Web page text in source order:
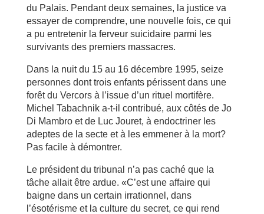
du Palais. Pendant deux semaines, la justice va
essayer de comprendre, une nouvelle fois, ce qui
a pu entretenir la ferveur suicidaire parmi les
survivants des premiers massacres.
Dans la nuit du 15 au 16 décembre 1995, seize
personnes dont trois enfants périssent dans une
forêt du Vercors à l’issue d’un rituel mortifère.
Michel Tabachnik a-t-il contribué, aux côtés de Jo
Di Mambro et de Luc Jouret, à endoctriner les
adeptes de la secte et à les emmener à la mort?
Pas facile à démontrer.
Le président du tribunal n’a pas caché que la
tâche allait être ardue. «C’est une affaire qui
baigne dans un certain irrationnel, dans
l’ésotérisme et la culture du secret, ce qui rend